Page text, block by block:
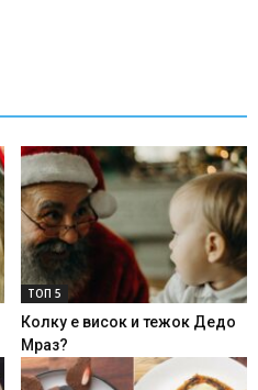
ТОП 5
Колку е висок и тежок Дедо
Мраз?